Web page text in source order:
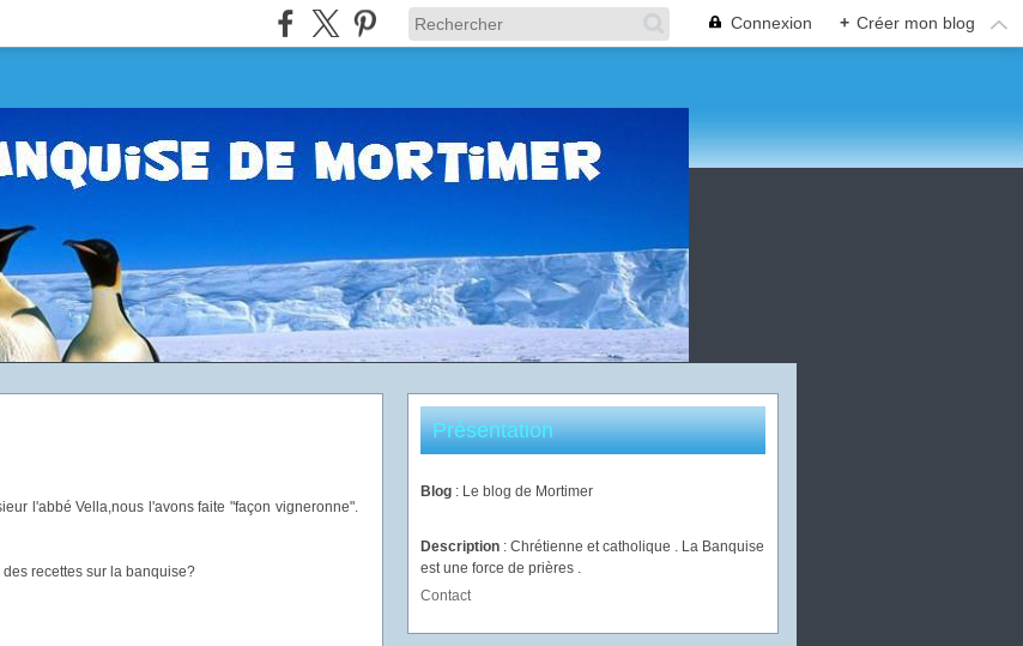
Connexion + Créer mon blog
l'abbé Vella,nous l'avons faite "façon vigneronne".
recettes sur la banquise?
Présentation
Blog : Le blog de Mortimer
Description : Chrétienne et catholique . La Banquise
est une force de prières .
Contact